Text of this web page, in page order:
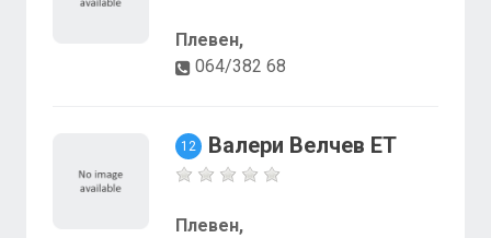
Плевен,
064/382 68
12 Валери Велчев ЕТ
Плевен,